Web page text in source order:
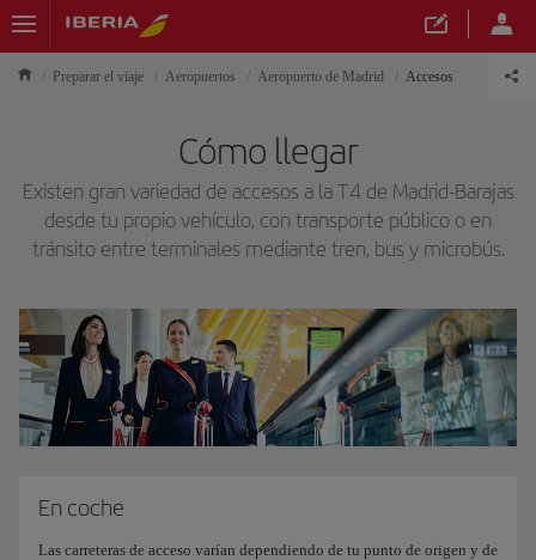
Preparar el viaje Aeropuertos Aeropuerto de Madrid Accesos
Cómo llegar
Existen gran variedad de accesos a la T4 de Madrid-Barajas
desde tu propio vehículo, con transporte público o en
tránsito entre terminales mediante tren, bus y microbús.
En coche
Las carreteras de acceso varían dependiendo de tu punto de origen y de